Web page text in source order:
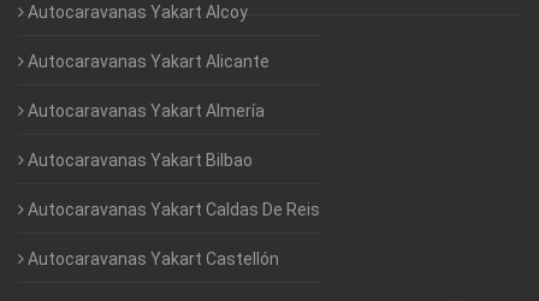
Autocaravanas Yakart Alcoy
Autocaravanas Yakart Alicante
Autocaravanas Yakart Almería
Autocaravanas Yakart Bilbao
Autocaravanas Yakart Caldas De Reis
Autocaravanas Yakart Castellón